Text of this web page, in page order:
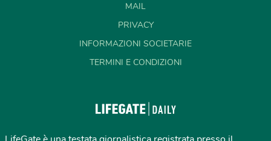
MAIL
PRIVACY
INFORMAZIONI SOCIETARIE
TERMINI E CONDIZIONI